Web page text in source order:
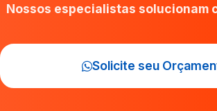
Nossos especialistas solucionam
Solicite seu